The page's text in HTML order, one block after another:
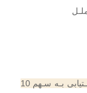
هـدف گـذاری در ایـن بخـش در افـق 1404 دسـتیابی بـه سـهم 10